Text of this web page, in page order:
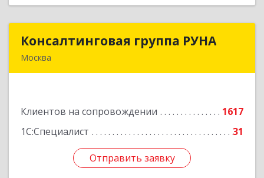
Консалтинговая группа РУНА
Москва
Клиентов на сопровождении
1617
1С:Специалист
31
Отправить заявку
Консалтинговая группа РУНА
Подробнее
Отправить заявку